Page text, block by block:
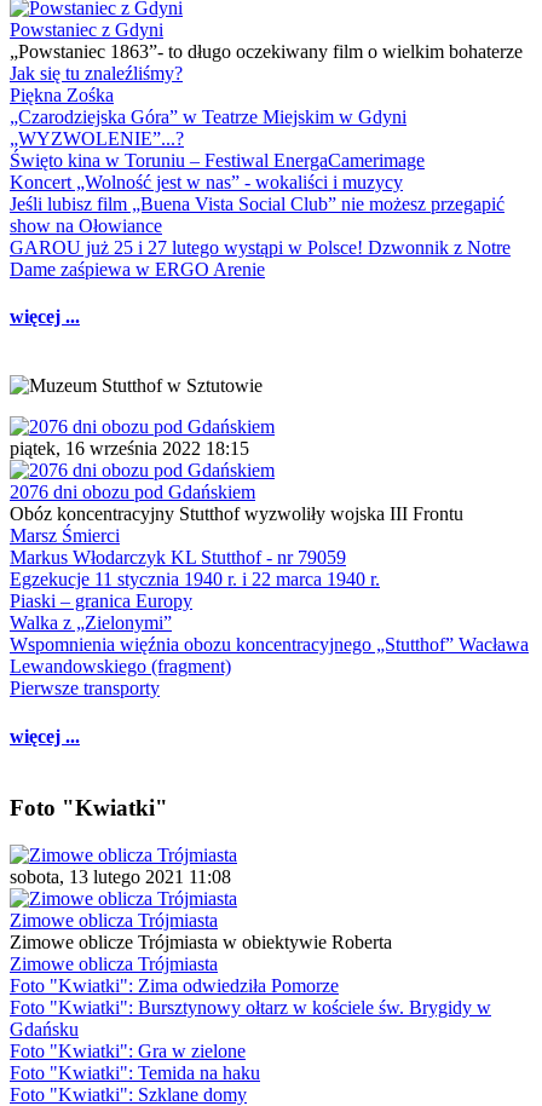
Powstaniec z Gdyni
„Powstaniec 1863”- to długo oczekiwany film o wielkim bohaterze
Jak się tu znaleźliśmy?
Piękna Zośka
„Czarodziejska Góra” w Teatrze Miejskim w Gdyni
„WYZWOLENIE”...?
Święto kina w Toruniu – Festiwal EnergaCamerimage
Koncert „Wolność jest w nas” - wokaliści i muzycy
Jeśli lubisz film „Buena Vista Social Club” nie możesz przegapić
show na Ołowiance
GAROU już 25 i 27 lutego wystąpi w Polsce! Dzwonnik z Notre
Dame zaśpiewa w ERGO Arenie
więcej ...
piątek, 16 września 2022 18:15
2076 dni obozu pod Gdańskiem
Obóz koncentracyjny Stutthof wyzwoliły wojska III Frontu
Marsz Śmierci
Markus Włodarczyk KL Stutthof - nr 79059
Egzekucje 11 stycznia 1940 r. i 22 marca 1940 r.
Piaski – granica Europy
Walka z „Zielonymi”
Wspomnienia więźnia obozu koncentracyjnego „Stutthof” Wacława
Lewandowskiego (fragment)
Pierwsze transporty
więcej ...
Foto "Kwiatki"
sobota, 13 lutego 2021 11:08
Zimowe oblicza Trójmiasta
Zimowe oblicze Trójmiasta w obiektywie Roberta
Zimowe oblicza Trójmiasta
Foto "Kwiatki": Zima odwiedziła Pomorze
Foto "Kwiatki": Bursztynowy ołtarz w kościele św. Brygidy w
Gdańsku
Foto "Kwiatki": Gra w zielone
Foto "Kwiatki": Temida na haku
Foto "Kwiatki": Szklane domy